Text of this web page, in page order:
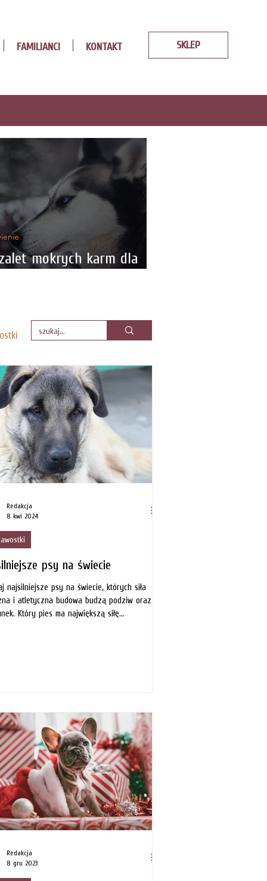
FAMILIANCI KONTAKT SKLEP
mokrych karm dla
psy na świecie
najsilniejsze psy na świecie, których siła
i atletyczna budowa budzą podziw oraz
Który pies ma największą siłę...
Redakcja
8 kwi 2024
Redakcja
8 gru 2023